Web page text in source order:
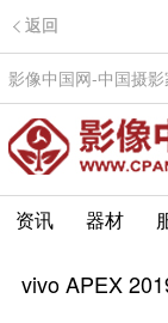
返回
影像中国网-中国摄
资讯 器材
vivo APEX